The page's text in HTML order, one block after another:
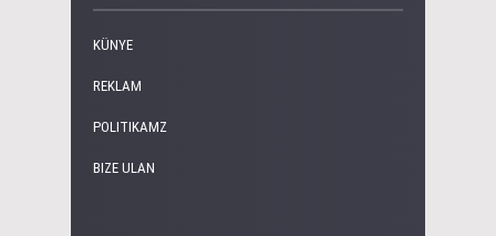
KÜNYE
REKLAM
POLITIKAMZ
BIZE ULAN